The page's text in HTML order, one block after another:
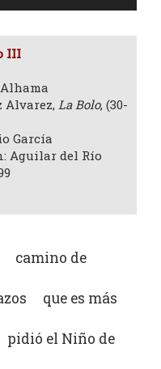
III
La Bolo, (30-
García
Aguilar del Río
camino de
que es más
el Niño de